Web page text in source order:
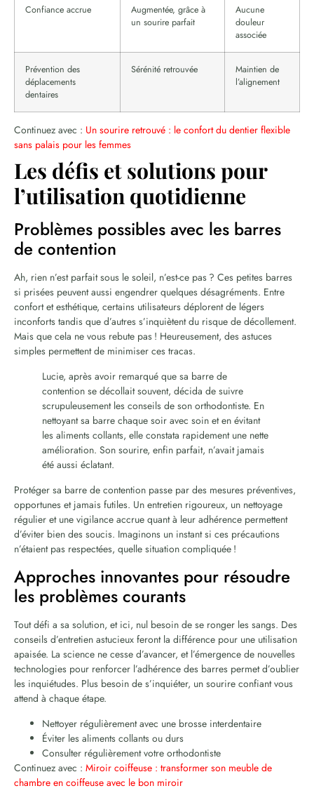
Confiance accrue
Augmentée, grâce à
un sourire parfait
Aucune
douleur
associée
Prévention des
déplacements
dentaires
Sérénité retrouvée
Maintien de
l’alignement
Continuez avec : Un sourire retrouvé : le confort du dentier flexible
sans palais pour les femmes
Les défis et solutions pour
l’utilisation quotidienne
Problèmes possibles avec les barres
de contention
Ah, rien n’est parfait sous le soleil, n’est-ce pas ? Ces petites barres
si prisées peuvent aussi engendrer quelques désagréments. Entre
confort et esthétique, certains utilisateurs déplorent de légers
inconforts tandis que d’autres s’inquiètent du risque de décollement.
Mais que cela ne vous rebute pas ! Heureusement, des astuces
simples permettent de minimiser ces tracas.
Lucie, après avoir remarqué que sa barre de
contention se décollait souvent, décida de suivre
scrupuleusement les conseils de son orthodontiste. En
nettoyant sa barre chaque soir avec soin et en évitant
les aliments collants, elle constata rapidement une nette
amélioration. Son sourire, enfin parfait, n’avait jamais
été aussi éclatant.
Protéger sa barre de contention passe par des mesures préventives,
opportunes et jamais futiles. Un entretien rigoureux, un nettoyage
régulier et une vigilance accrue quant à leur adhérence permettent
d’éviter bien des soucis. Imaginons un instant si ces précautions
n’étaient pas respectées, quelle situation compliquée !
Approches innovantes pour résoudre
les problèmes courants
Tout défi a sa solution, et ici, nul besoin de se ronger les sangs. Des
conseils d’entretien astucieux feront la différence pour une utilisation
apaisée. La science ne cesse d’avancer, et l’émergence de nouvelles
technologies pour renforcer l’adhérence des barres permet d’oublier
les inquiétudes. Plus besoin de s’inquiéter, un sourire confiant vous
attend à chaque étape.
Nettoyer régulièrement avec une brosse interdentaire
Éviter les aliments collants ou durs
Consulter régulièrement votre orthodontiste
Continuez avec : Miroir coiffeuse : transformer son meuble de
chambre en coiffeuse avec le bon miroir